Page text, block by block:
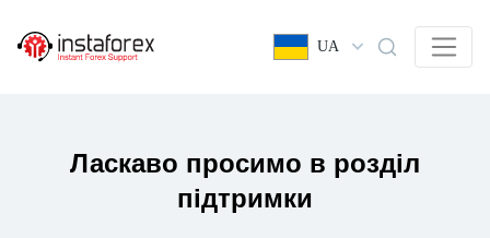
UA
Ласкаво просимо в розділ
підтримки